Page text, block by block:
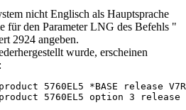
nicht Englisch als Hauptsprache
für den Parameter LNG des Befehls "
2924 angeben.
wurde, erscheinen
5760EL5 *BASE release
5760EL5 option 3 release